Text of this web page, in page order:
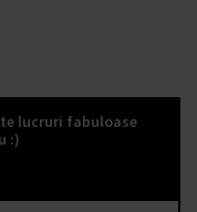
lucruri fabuloase
:)